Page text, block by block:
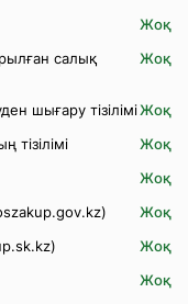
Жоқ
салық
Жоқ
шығару тізіліміЖоқ
Жоқ
Жоқ
Жоқ
Жоқ
Жоқ